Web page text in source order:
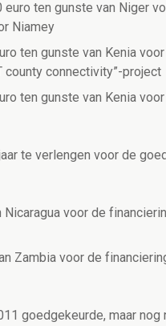
ten gunste van Niger
Niamey
ten gunste van Kenia
county connectivity”-project
ten gunste van Kenia
te verlengen voor de
voor de
Zambia voor de
goedgekeurde, maar nog